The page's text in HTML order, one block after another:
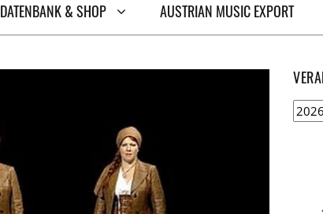
DATENBANK & SHOP AUSTRIAN MUSIC EXPORT